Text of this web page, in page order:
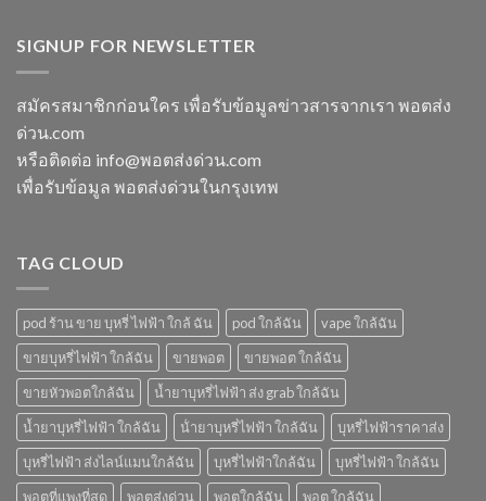
ตมา
แล้ว
ฉัน
ชาร์จ
vmc
ราคา
พอต
ice
โบ
มี
SIGNUP FOR NEWSLETTER
สมัครสมาชิกก่อนใคร เพื่อรับข้อมูลข่าวสารจากเรา พอตส่ง
ด่วน.com
หรือติดต่อ info@พอตส่งด่วน.com
เพื่อรับข้อมูล พอตส่งด่วนในกรุงเทพ
TAG CLOUD
pod ร้าน ขาย บุหรี่ ไฟฟ้า ใกล้ ฉัน pod ใกล้ฉัน
vape ใกล้ฉัน
ขายบุหรี่ไฟฟ้า ใกล้ฉัน
ขายพอต
ขายพอต ใกล้ฉัน
ขายหัวพอตใกล้ฉัน
น้ำยาบุหรี่ไฟฟ้า ส่ง grab ใกล้ฉัน
น้ำยาบุหรี่ไฟฟ้า ใกล้ฉัน
น้ํายาบุหรี่ไฟฟ้า ใกล้ฉัน
บุหรี่ไฟฟ้าราคาส่ง
บุหรี่ไฟฟ้า ส่งไลน์แมนใกล้ฉัน
บุหรี่ไฟฟ้าใกล้ฉัน
บุหรี่ไฟฟ้า ใกล้ฉัน
พอตที่แพงที่สุด
พอตส่งด่วน พอตใกล้ฉัน พอต ใกล้ฉัน